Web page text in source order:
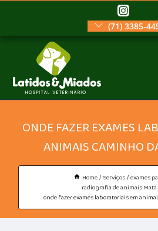
(71) 3385-
ONDE FAZER EXAMES
ANIMAIS CAMINHO
Home Serviços exames
radiografia de animais Mata
onde fazer exames laboratoriais em